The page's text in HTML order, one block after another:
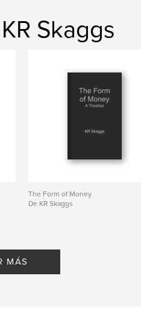
Skaggs
The Form of Money
De KR Skaggs
MÁS